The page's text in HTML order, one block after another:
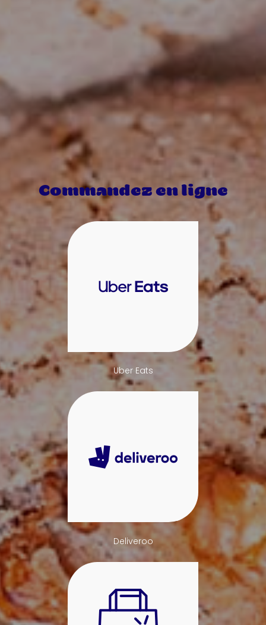
Commandez en ligne
Uber Eats
Deliveroo